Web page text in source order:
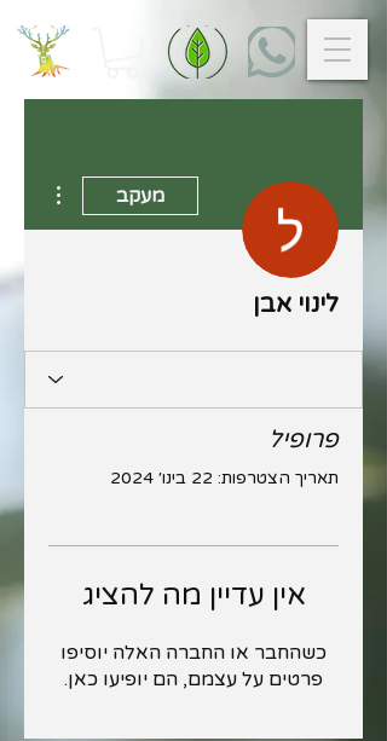
מעקב
לינוי אבן
פרופיל
תאריך הצטרפות: 22 בינו׳ 2024
אין עדיין מה להציג
כשהחבר או החברה האלה יוסיפו
פרטים על עצמם, הם יופיעו כאן.